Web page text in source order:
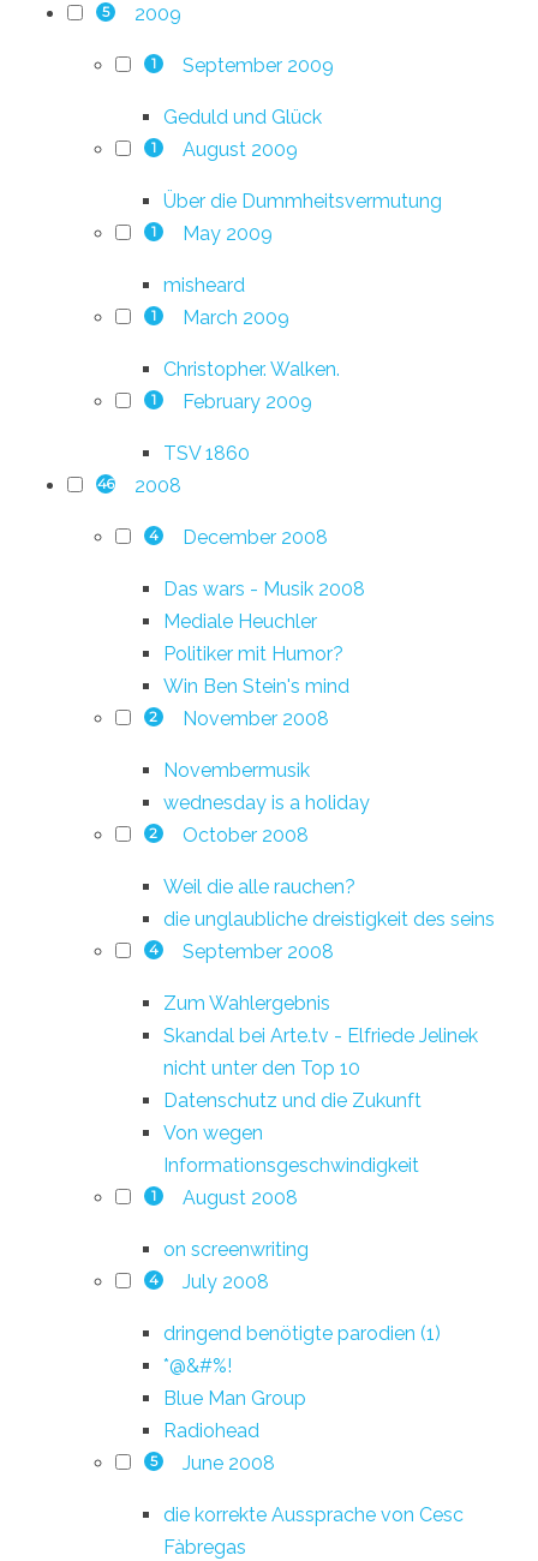
5 2009
1 September 2009
Geduld und Glück
1 August 2009
Über die Dummheitsvermutung
1 May 2009
misheard
1 March 2009
Christopher. Walken.
1 February 2009
TSV 1860
46 2008
4 December 2008
Das wars - Musik 2008
Mediale Heuchler
Politiker mit Humor?
Win Ben Stein's mind
2 November 2008
Novembermusik
wednesday is a holiday
2 October 2008
Weil die alle rauchen?
die unglaubliche dreistigkeit des seins
4 September 2008
Zum Wahlergebnis
Skandal bei Arte.tv - Elfriede Jelinek
nicht unter den Top 10
Datenschutz und die Zukunft
Von wegen
Informationsgeschwindigkeit
1 August 2008
on screenwriting
4 July 2008
dringend benötigte parodien (1)
*@&#%!
Blue Man Group
Radiohead
5 June 2008
die korrekte Aussprache von Cesc
Fàbregas